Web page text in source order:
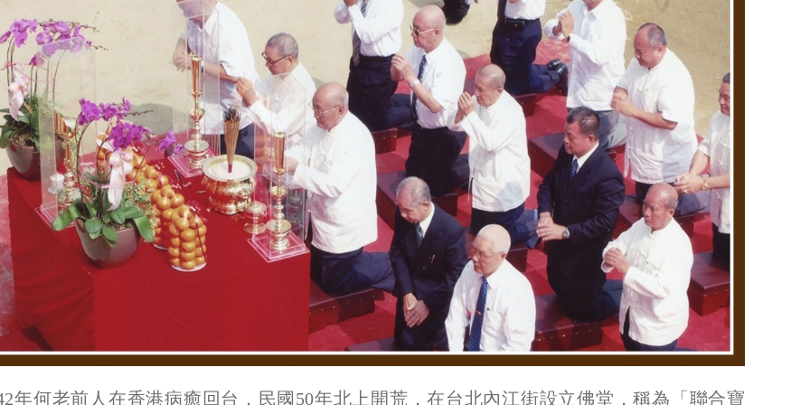
年何老前人在香港病癒回台，民國50年北上開荒，在台北內江街設立佛堂，稱為「聯合寶